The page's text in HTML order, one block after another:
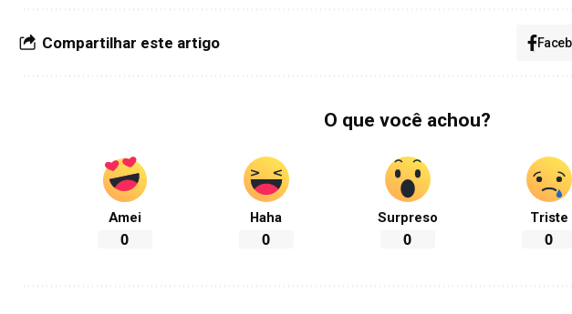
Compartilhar este artigo
O que você achou?
Amei
0
Haha
0
Surpreso
0
Triste
0